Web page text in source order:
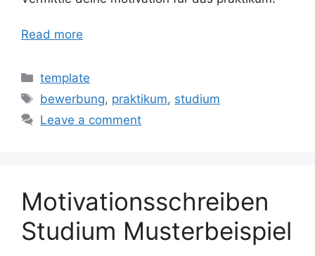
Read more
Categories
template
Tags
bewerbung, praktikum, studium
Leave a comment
Motivationsschreiben
Studium Musterbeispiel